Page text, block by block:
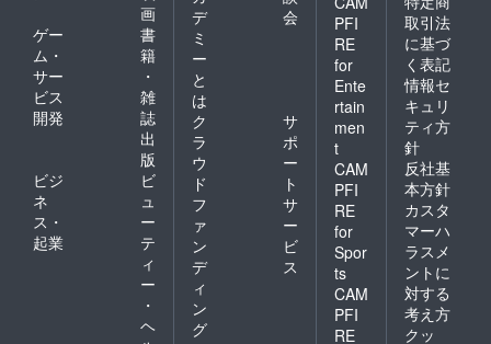
点ではちえ、りえとい
う双子をテーマにド
キュメンタリーを制作
していますが、それ以
外のテーマに脱線する
ことも可能です。例え
ば第三者と共に制作す
る形に焦点を与えた
り、私自身の双子の関
係性にテーマが派生す
るなど、組み合わせは
無限にあります。多く
形をとります。パトロ
ンの方と定期的にテー
マに対する回答を確認
し次のテーマを決定し
たいと考えています。
次回はパトロンになっ
ていただいた方とどの
ように作品創りを進め
ていくかについて説明
させていただきます。
最後までお読みいただ
き誠にありがとうござ
画
ゲー
ム・
サー
ビス
開発
書
籍
・
雑
誌
出
版
ビジ
ネ
ス・
起業
ビ
ュ
ー
テ
ィ
ー
・
ヘ
デ
ミ
ー
と
は
会
ク
ラ
ウ
ド
フ
ァ
ン
デ
ィ
ン
グ
サ
ポ
ー
ト
サ
ー
ビ
ス
PFI
RE
for
Ente
rtain
men
t
CAM
PFI
RE
for
Spor
ts
CAM
PFI
RE
取引法
に基づ
く表記
情報セ
キュリ
ティ方
針
反社基
本方針
カスタ
マーハ
ラスメ
ントに
対する
考え方
クッ